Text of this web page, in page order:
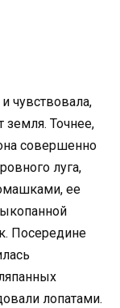
чувствовала,
земля. Точнее,
совершенно
луга,
ее
Посередине
лопатами.